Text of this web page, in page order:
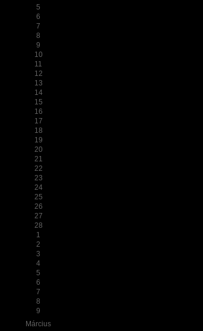
5
6
7
8
9
10
11
12
13
14
15
16
17
18
19
20
21
22
23
24
25
26
27
28
1
2
3
4
5
6
7
8
9
Március